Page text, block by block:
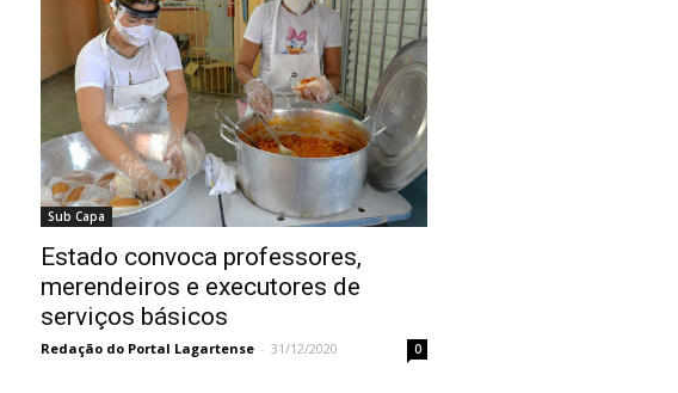
Sub Capa
Estado convoca professores,
merendeiros e executores de
serviços básicos
Redação do Portal Lagartense - 31/12/2020 0